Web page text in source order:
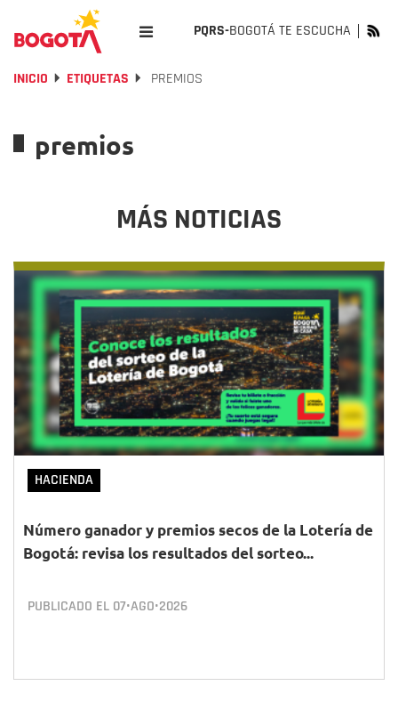
PQRS-BOGOTÁ TE ESCUCHA
INICIO ETIQUETAS PREMIOS
premios
MÁS NOTICIAS
HACIENDA
Número ganador y premios secos de la Lotería de
Bogotá: revisa los resultados del sorteo...
PUBLICADO EL 07•AGO•2026